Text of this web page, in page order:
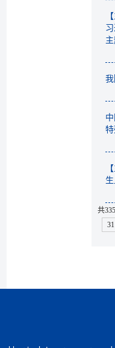
共
31